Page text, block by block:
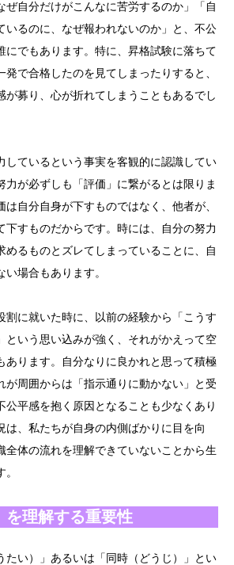
ぜ自分だけがこんなに苦労するのか」「自
いるのに、なぜ報われないのか」と、不公
にでもあります。特に、昇格試験に落ちて
発で合格したのを見てしまったりすると、
が募り、心が折れてしまうこともあるでし
しているという事実を客観的に認識してい
力が必ずしも「評価」に繋がるとは限りま
自分自身が下すものではなく、他者が、
下すものだからです。時には、自分の努力
めるものとズレてしまっていることに、自
場合もあります。
割に就いた時に、以前の経験から「こうす
という思い込みが強く、それがかえって空
あります。自分なりに良かれと思って積極
が周囲からは「指示通りに動かない」と受
公平感を抱く原因となることも少なくあり
は、私たちが自身の内側ばかりに目を向
全体の流れを理解できていないことから生
を理解する重要性
たい）」あるいは「同時（どうじ）」とい